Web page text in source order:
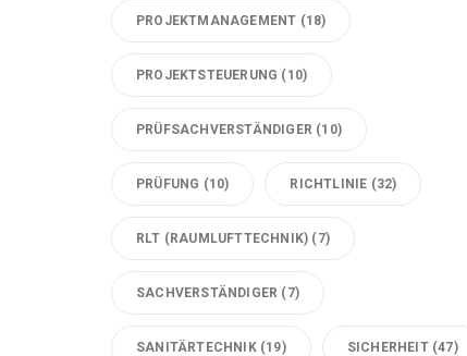
PROJEKTMANAGEMENT (18)
PROJEKTSTEUERUNG (10)
PRÜFSACHVERSTÄNDIGER (10)
PRÜFUNG (10) RICHTLINIE (32)
RLT (RAUMLUFTTECHNIK) (7)
SACHVERSTÄNDIGER (7)
SANITÄRTECHNIK(19) SICHERHEIT(47)